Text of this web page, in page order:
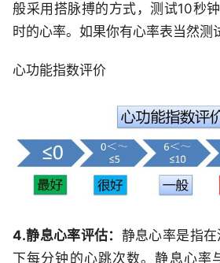
般采用搭脉搏的方式，测试10秒
时的心率。如果你有心率表当然测
心功能指数评价
4.静息心率评估： 静息心率是指
下每分钟的心跳次数。静息心率